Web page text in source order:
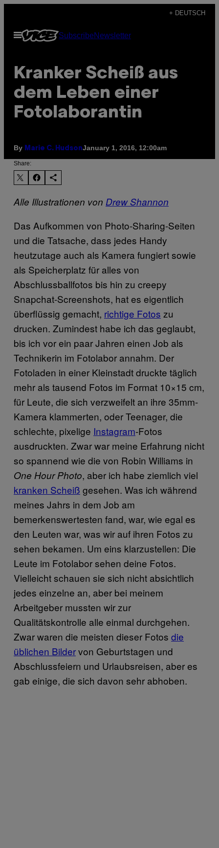
content
+ DEUTSCH
Open
Menu
SubscribeNewsletter
Kranker Scheiß aus
dem Leben einer
Fotolaborantin
By Marie C. HudsonJanuary 1, 2016, 12:00am
Share:
Alle Illustrationen von Drew Shannon
Das Aufkommen von Photo-Sharing-Seiten
und die Tatsache, dass jedes Handy
heutzutage auch als Kamera fungiert sowie
als Speicherplatz für alles von
Abschlussballfotos bis hin zu creepy
Snapchat-Screenshots, hat es eigentlich
überflüssig gemacht, richtige Fotos zu
drucken. Zumindest habe ich das geglaubt,
bis ich vor ein paar Jahren einen Job als
Technikerin im Fotolabor annahm. Der
Fotoladen in einer Kleinstadt druckte täglich
mehr als tausend Fotos im Format 10×15 cm,
für Leute, die sich verzweifelt an ihre 35mm-
Kamera klammerten, oder Teenager, die
schlechte, pixelige Instagram-Fotos
ausdruckten. Zwar war meine Erfahrung nicht
so spannend wie die von Robin Williams in
One Hour Photo, aber ich habe ziemlich viel
kranken Scheiß gesehen. Was ich während
meines Jahrs in dem Job am
bemerkenswertesten fand, war, wie egal es
den Leuten war, was wir auf ihren Fotos zu
sehen bekamen. Um eins klarzustellen: Die
Leute im Fotolabor sehen deine Fotos.
Vielleicht schauen sie sich nicht absichtlich
jedes einzelne an, aber bei meinem
Arbeitgeber mussten wir zur
Qualitätskontrolle alle einmal durchgehen.
Zwar waren die meisten dieser Fotos die
üblichen Bildervon Geburtstagen und
Abschlussfeiern und Urlaubsreisen, aber es
gab einige, die sich davon sehr abhoben.